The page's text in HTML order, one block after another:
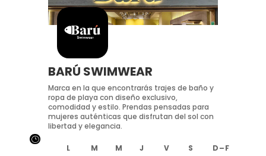
BARÚ SWIMWEAR
Marca en la que encontrarás trajes de baño y
ropa de playa con diseño exclusivo,
comodidad y estilo. Prendas pensadas para
mujeres auténticas que disfrutan del sol con
libertad y elegancia.
L M M J V S
D – F
}